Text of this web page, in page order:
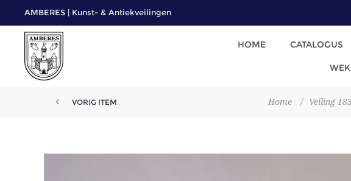
AMBERES | Kunst- & Antiekveilingen
HOME CATALOGUS
Home / Veiling
VORIG ITEM